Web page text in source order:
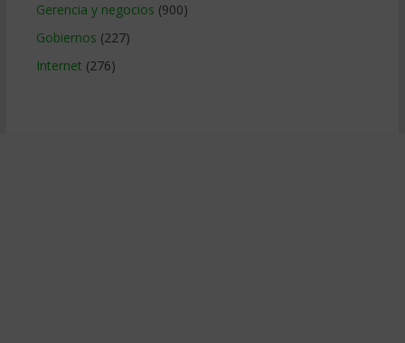
Gerencia y negocios (900)
Gobiernos (227)
Internet (276)